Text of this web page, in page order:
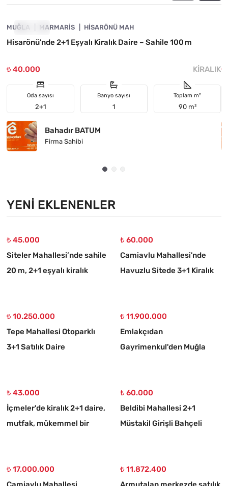
KIRALIK
MUĞLA MARMARIS HISARÖNÜ MAH
Hisarönü'nde 2+1 Eşyalı Kiralık Daire – Sahile 100 m
₺ 40.000 KIRALIK
Oda sayısı
2+1
Banyo sayısı
1
Toplam m²
90 m²
Bahadır BATUM
Firma Sahibi
₺
YENI EKLENENLER
₺ 45.000
Siteler Mahallesi’nde sahile
20 m, 2+1 eşyalı kiralık
₺ 60.000
Camiavlu Mahallesi'nde
Havuzlu Sitede 3+1 Kiralık
₺ 10.250.000
Tepe Mahallesi Otoparklı
3+1 Satılık Daire
₺ 11.900.000
Emlakçıdan
Gayrimenkul'den Muğla
₺ 43.000
İçmeler'de kiralık 2+1 daire,
mutfak, mükemmel bir
₺ 60.000
Beldibi Mahallesi 2+1
Müstakil Girişli Bahçeli
₺ 17.000.000
₺ 11.872.400